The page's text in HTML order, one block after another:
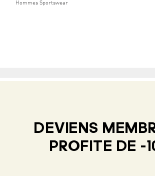
Hommes Sportswear
DEVIENS
PROFITE DE -